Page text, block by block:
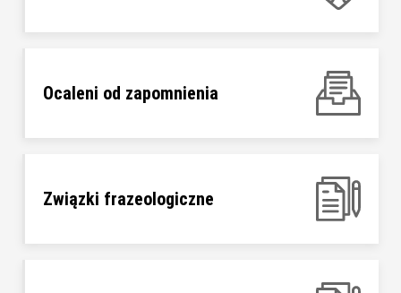
Ocaleni od zapomnienia
Związki frazeologiczne